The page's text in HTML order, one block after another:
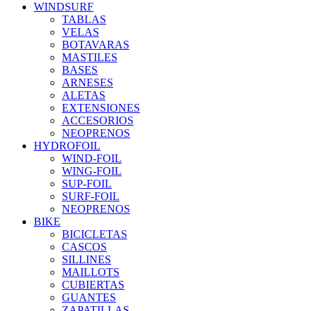
WINDSURF
TABLAS
VELAS
BOTAVARAS
MASTILES
BASES
ARNESES
ALETAS
EXTENSIONES
ACCESORIOS
NEOPRENOS
HYDROFOIL
WIND-FOIL
WING-FOIL
SUP-FOIL
SURF-FOIL
NEOPRENOS
BIKE
BICICLETAS
CASCOS
SILLINES
MAILLOTS
CUBIERTAS
GUANTES